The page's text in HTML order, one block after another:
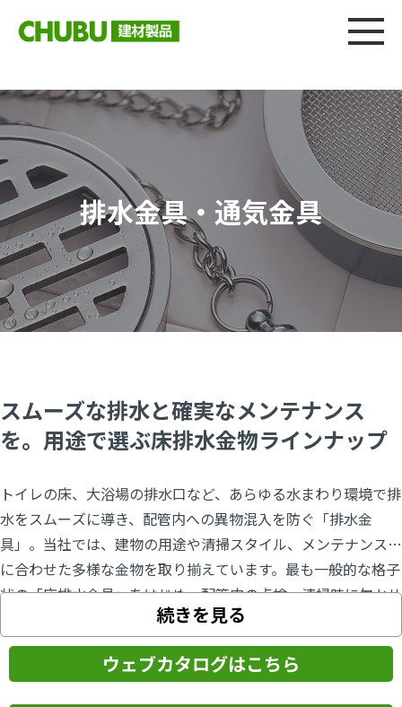
総合
排水金具・通気金具
スムーズな排水と確実なメンテナンス
を。用途で選ぶ床排水金物ラインナップ
トイレの床、大浴場の排水口など、あらゆる水まわり環境で排
水をスムーズに導き、配管内への異物混入を防ぐ「排水金
具」。当社では、建物の用途や清掃スタイル、メンテナンス性
に合わせた多様な金物を取り揃えています。最も一般的な格子
状の「床排水金具」をはじめ、配管内の点検・清掃時に欠かせ
ない「掃除口」など、設置場所に応じた最適な形状をご提案い
たします。特に近年、オフィスビル等のトイレでは「乾式清
掃」が主流となり、日常的に水を流さない背景から、従来の排
続きを見る
ウェブカタログはこちら